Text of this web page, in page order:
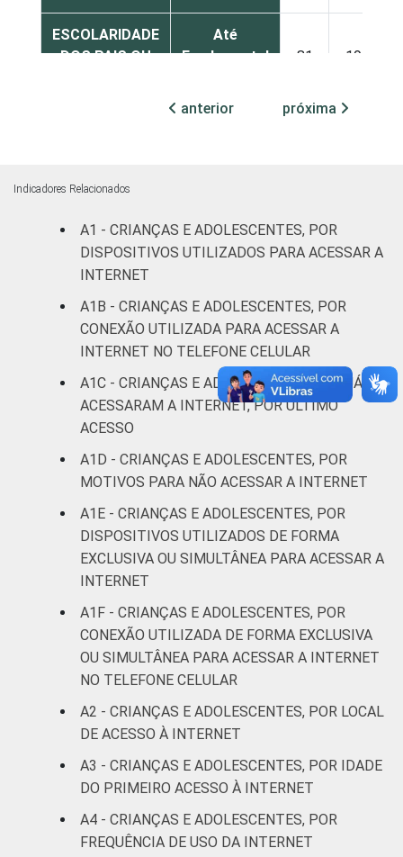
ESCOLARIDADE
DOS PAIS OU
Até
Fundamental
81 19
FAIXA ETÁRIA
DA CRIANÇA
OU DO
ADOLESCENTE
De 9 a 10
De 11 a 12
86
De 13 a 14
anos
88 12
De 15 a 17
anos
90 10
RENDA
FAMILIAR
Até 1 SM 76
Mais de 1
Mais de 2
SM até 3 SM
95 5
SM
98 2
Não tem
renda
80 20
Não sabe 84
anterior próxima
Indicadores Relacionados
A1 - CRIANÇAS E ADOLESCENTES, POR
DISPOSITIVOS UTILIZADOS PARA ACESSAR A
INTERNET
A1B - CRIANÇAS E ADOLESCENTES, POR
CONEXÃO UTILIZADA PARA ACESSAR A
INTERNET NO TELEFONE CELULAR
A1C - CRIANÇAS E ADOLESCENTES QUE JÁ
ACESSARAM A INTERNET, POR ÚLTIMO
ACESSO
A1D - CRIANÇAS E ADOLESCENTES, POR
MOTIVOS PARA NÃO ACESSAR A INTERNET
A1E - CRIANÇAS E ADOLESCENTES, POR
DISPOSITIVOS UTILIZADOS DE FORMA
EXCLUSIVA OU SIMULTÂNEA PARA ACESSAR A
INTERNET
A1F - CRIANÇAS E ADOLESCENTES, POR
CONEXÃO UTILIZADA DE FORMA EXCLUSIVA
OU SIMULTÂNEA PARA ACESSAR A INTERNET
NO TELEFONE CELULAR
A2 - CRIANÇAS E ADOLESCENTES, POR LOCAL
DE ACESSO À INTERNET
A3 - CRIANÇAS E ADOLESCENTES, POR IDADE
DO PRIMEIRO ACESSO À INTERNET
A4 - CRIANÇAS E ADOLESCENTES, POR
FREQUÊNCIA DE USO DA INTERNET